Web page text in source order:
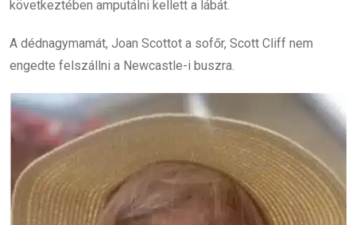
következtében amputálni kellett a lábát.
A dédnagymamát, Joan Scottot a sofőr, Scott Cliff nem
engedte felszállni a Newcastle-i buszra.